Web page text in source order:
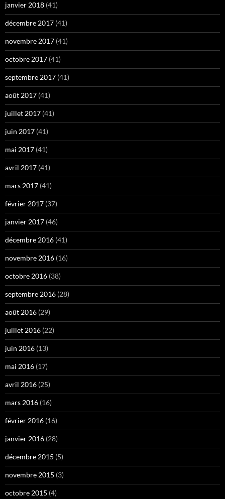
janvier 2018 (41)
décembre 2017 (41)
novembre 2017 (41)
octobre 2017 (41)
septembre 2017 (41)
août 2017 (41)
juillet 2017 (41)
juin 2017 (41)
mai 2017 (41)
avril 2017 (41)
mars 2017 (41)
février 2017 (37)
janvier 2017 (46)
décembre 2016 (41)
novembre 2016 (16)
octobre 2016 (38)
septembre 2016 (28)
août 2016 (29)
juillet 2016 (22)
juin 2016 (13)
mai 2016 (17)
avril 2016 (25)
mars 2016 (16)
février 2016 (16)
janvier 2016 (28)
décembre 2015 (5)
novembre 2015 (3)
octobre 2015 (4)